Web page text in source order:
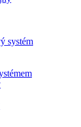
systém